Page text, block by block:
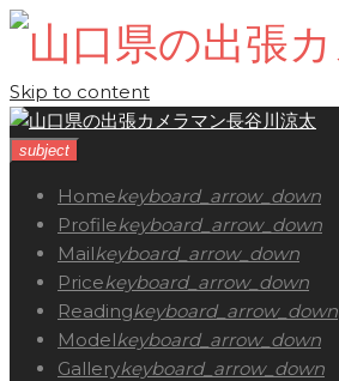
Skip to content
subject
Homekeyboard_arrow_down
Profilekeyboard_arrow_down
Mailkeyboard_arrow_down
Pricekeyboard_arrow_down
Readingkeyboard_arrow_down
Modelkeyboard_arrow_down
Gallerykeyboard_arrow_down